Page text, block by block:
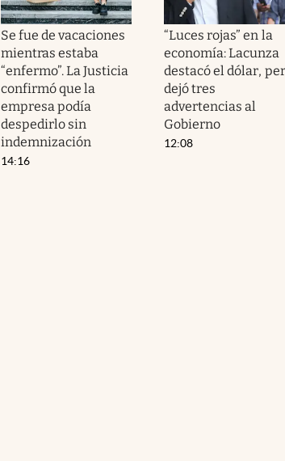
Se fue de vacaciones
mientras estaba
“enfermo”. La Justicia
confirmó que la
empresa podía
despedirlo sin
indemnización
14:16
“Luces rojas” en la
economía: Lacunza
destacó el dólar,
dejó tres
advertencias al
Gobierno
12:08